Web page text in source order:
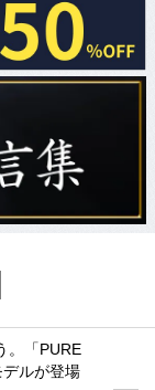
。「PURE
ルが登場